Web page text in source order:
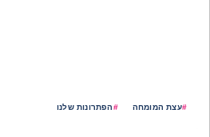
#עצת המומחה #הפתרונות שלנו